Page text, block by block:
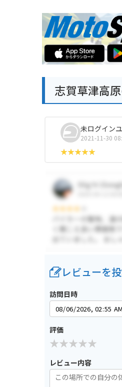
志賀草津高
未ログイン
2021-11-30
レビューを
訪問日時
評価
レビュー内容